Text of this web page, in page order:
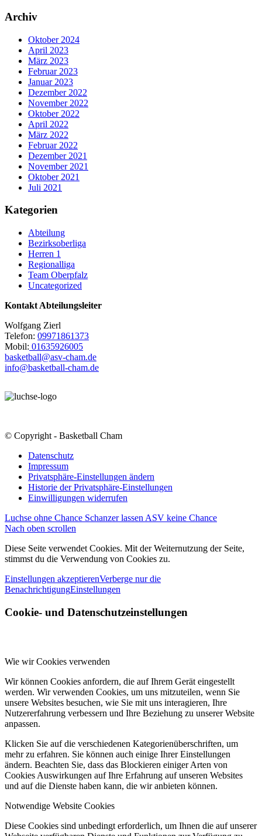
Archiv
Oktober 2024
April 2023
März 2023
Februar 2023
Januar 2023
Dezember 2022
November 2022
Oktober 2022
April 2022
März 2022
Februar 2022
Dezember 2021
November 2021
Oktober 2021
Juli 2021
Kategorien
Abteilung
Bezirksoberliga
Herren 1
Regionalliga
Team Oberpfalz
Uncategorized
Kontakt Abteilungsleiter
Wolfgang Zierl
Telefon: 09971861373
Mobil: 01635926005
basketball@asv-cham.de
info@basketball-cham.de
© Copyright - Basketball Cham
Datenschutz
Impressum
Privatsphäre-Einstellungen ändern
Historie der Privatsphäre-Einstellungen
Einwilligungen widerrufen
Luchse ohne Chance Schanzer lassen ASV keine Chance
Nach oben scrollen
Diese Seite verwendet Cookies. Mit der Weiternutzung der Seite,
stimmst du die Verwendung von Cookies zu.
Einstellungen akzeptierenVerberge nur die
BenachrichtigungEinstellungen
Cookie- und Datenschutzeinstellungen
Wie wir Cookies verwenden
Wir können Cookies anfordern, die auf Ihrem Gerät eingestellt
werden. Wir verwenden Cookies, um uns mitzuteilen, wenn Sie
unsere Websites besuchen, wie Sie mit uns interagieren, Ihre
Nutzererfahrung verbessern und Ihre Beziehung zu unserer Website
anpassen.
Klicken Sie auf die verschiedenen Kategorienüberschriften, um
mehr zu erfahren. Sie können auch einige Ihrer Einstellungen
ändern. Beachten Sie, dass das Blockieren einiger Arten von
Cookies Auswirkungen auf Ihre Erfahrung auf unseren Websites
und auf die Dienste haben kann, die wir anbieten können.
Notwendige Website Cookies
Diese Cookies sind unbedingt erforderlich, um Ihnen die auf unserer